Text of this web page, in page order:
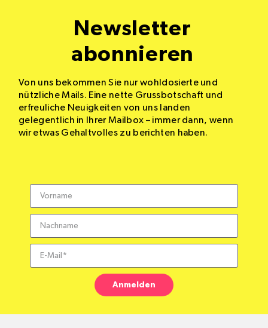
Newsletter
abonnieren
Von uns bekommen Sie nur wohldosierte und
nützliche Mails. Eine nette Grussbotschaft und
erfreuliche Neuigkeiten von uns landen
gelegentlich in Ihrer Mailbox – immer dann, wenn
wir etwas Gehaltvolles zu berichten haben.
Anmelden